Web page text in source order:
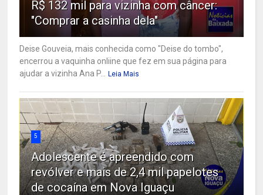
R$ 132 mil para vizinha com câncer:
"Comprar a casinha dela"
Deise Gouveia, mais conhecida como "Deise do tombo",
encerrou a vaquinha onliine que fez em sua página para
ajudar a vizinha Ana P...
Leia Mais
5
Adolescente é apreendido com
revólver e mais de 2,4 mil papelotes
de cocaína em Nova Iguaçu